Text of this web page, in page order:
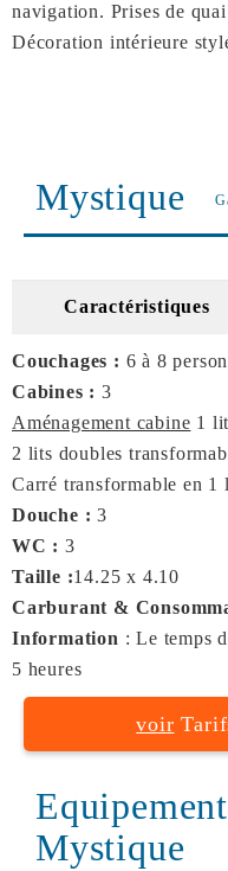
navigation. Prises de
Décoration intérieure
Mystique
Caractéristiques
Couchages : 6 à 8
Cabines : 3
Aménagement cabine 1
2 lits doubles
Carré transformable en 1
Douche :3
WC : 3
Taille :14.25 x 4.10
Carburant &
Information : Le temps
5 heures
voir
Mystique